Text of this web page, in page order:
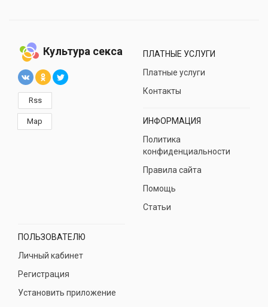
Культура секса
Rss
Map
ПЛАТНЫЕ УСЛУГИ
Платные услуги
Контакты
ИНФОРМАЦИЯ
Политика
конфиденциальности
Правила сайта
Помощь
Статьи
ПОЛЬЗОВАТЕЛЮ
Личный кабинет
Регистрация
Установить приложение